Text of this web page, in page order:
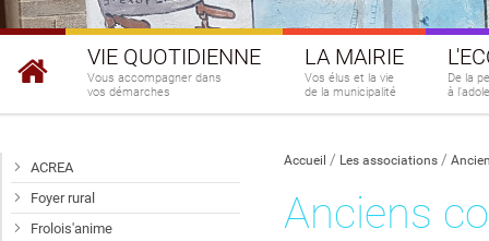
VIE QUOTIDIENNE
Vous accompagner dans
vos démarches
LA MAIRIE
Vos élus et la vie
de la municipalité
De la
à
Accueil Les associations
Anciens
ACREA
Foyer rural
Frolois'anime